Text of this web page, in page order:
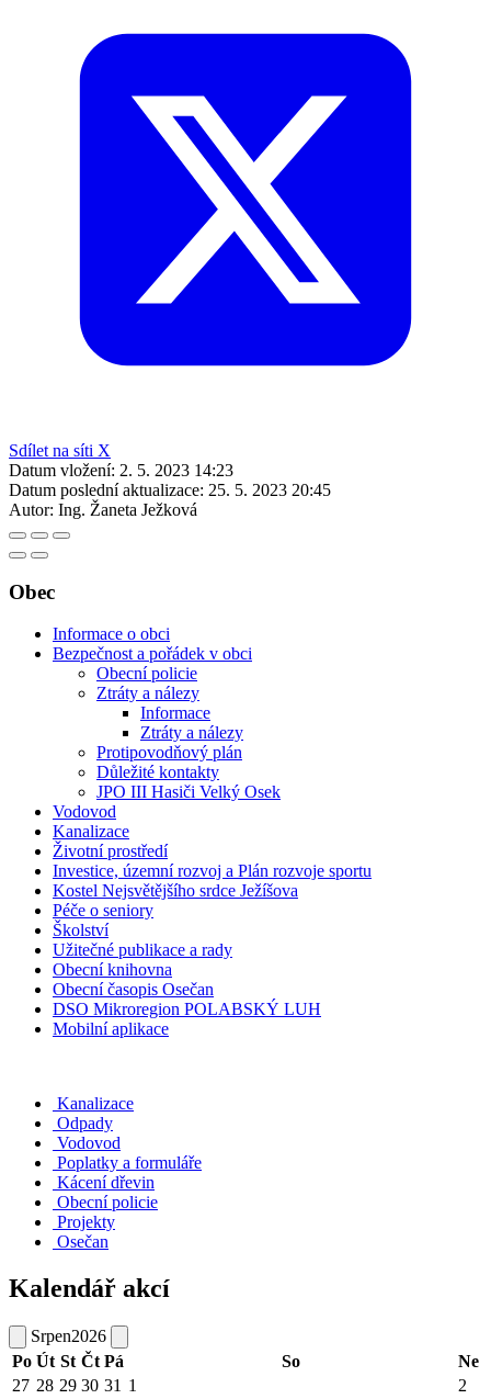
Sdílet na síti X
Datum vložení: 2. 5. 2023 14:23
Datum poslední aktualizace: 25. 5. 2023 20:45
Autor: Ing. Žaneta Ježková
Obec
Informace o obci
Bezpečnost a pořádek v obci
Obecní policie
Ztráty a nálezy
Informace
Ztráty a nálezy
Protipovodňový plán
Důležité kontakty
JPO III Hasiči Velký Osek
Vodovod
Kanalizace
Životní prostředí
Investice, územní rozvoj a Plán rozvoje sportu
Kostel Nejsvětějšího srdce Ježíšova
Péče o seniory
Školství
Užitečné publikace a rady
Obecní knihovna
Obecní časopis Osečan
DSO Mikroregion POLABSKÝ LUH
Mobilní aplikace
Kanalizace
Odpady
Vodovod
Poplatky a formuláře
Kácení dřevin
Obecní policie
Projekty
Osečan
Kalendář akcí
Srpen2026
Po Út St Čt Pá So
Ne
27 28 29 30 31 1 2